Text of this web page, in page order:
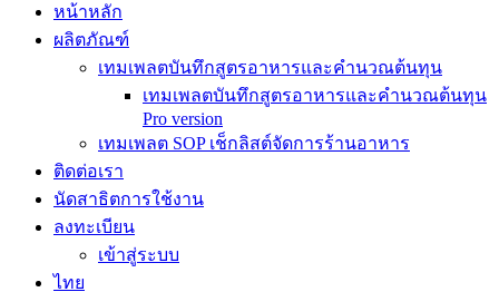
หน้าหลัก
ผลิตภัณฑ์
เทมเพลตบันทึกสูตรอาหารและคำนวณต้นทุน
เทมเพลตบันทึกสูตรอาหารและคำนวณต้นทุน
Pro version
เทมเพลต SOP เช็กลิสต์จัดการร้านอาหาร
ติดต่อเรา
นัดสาธิตการใช้งาน
ลงทะเบียน
เข้าสู่ระบบ
ไทย